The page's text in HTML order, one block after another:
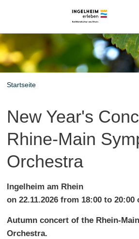
Discover &
Plan & Book
Startseite
New Year's
Rhine-Main
Orchestra
Ingelheim am Rhein
on 22.11.2026 from 18:00 to 20:00
Autumn concert of the Rhein-
Orchestra.